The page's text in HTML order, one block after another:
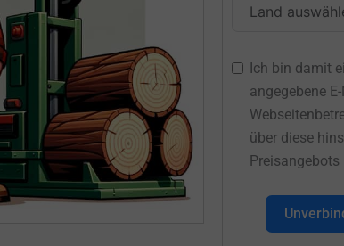
Ich bin damit
angegebene
über diese